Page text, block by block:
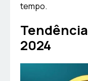
tempo.
2024